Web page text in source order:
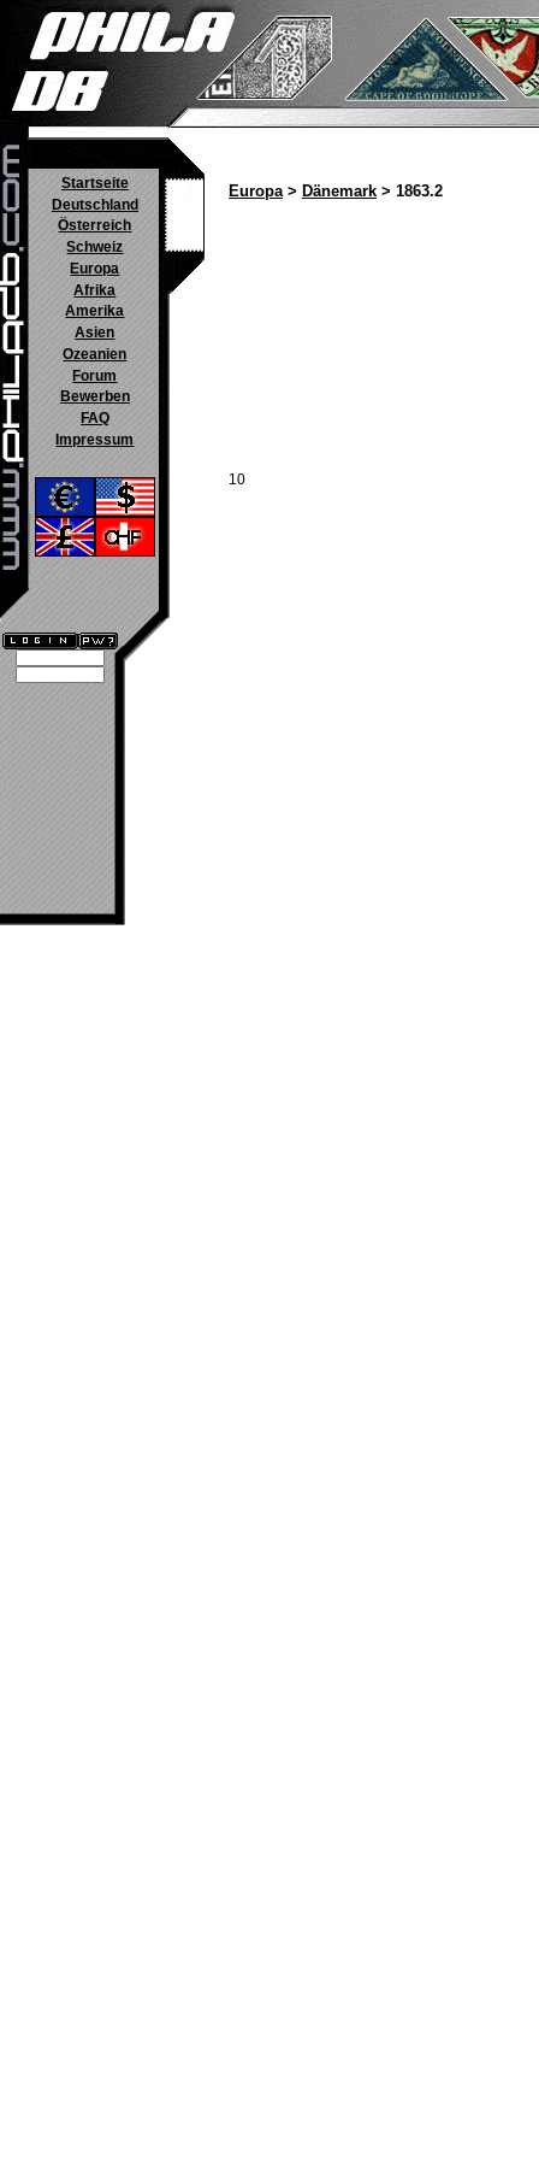
Startseite
Deutschland
Österreich
Schweiz
Europa
Afrika
Amerika
Asien
Ozeanien
Forum
Bewerben
FAQ
Impressum
Europa> Dänemark > 1863.2
10